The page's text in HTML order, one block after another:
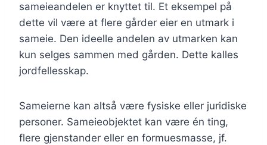
sameieandelen er knyttet til. Et eksempel på
dette vil være at flere gårder eier en utmark i
sameie. Den ideelle andelen av utmarken kan
kun selges sammen med gården. Dette kalles
jordfellesskap.
Sameierne kan altså være fysiske eller juridiske
personer. Sameieobjektet kan være én ting,
flere gjenstander eller en formuesmasse, jf.